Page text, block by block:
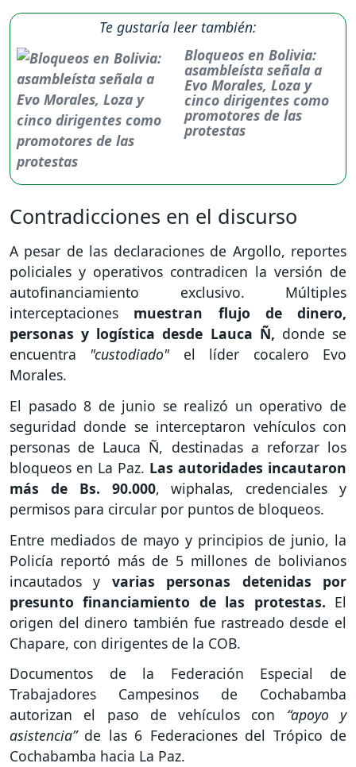
Te gustaría leer también:
Bloqueos en Bolivia:
asambleísta señala a
Evo Morales, Loza y
cinco dirigentes como
promotores de las
protestas
Contradicciones en el discurso
A pesar de las declaraciones de Argollo, reportes
policiales y operativos contradicen la versión de
autofinanciamiento exclusivo. Múltiples
interceptaciones muestran flujo de dinero,
personas y logística desde Lauca Ñ, donde se
encuentra "custodiado"el líder cocalero Evo
Morales.
El pasado 8 de junio se realizó un operativo de
seguridad donde se interceptaron vehículos con
personas de Lauca Ñ, destinadas a reforzar los
bloqueos en La Paz. Las autoridades incautaron
más de Bs. 90.000, wiphalas, credenciales y
permisos para circular por puntos de bloqueos.
Entre mediados de mayo y principios de junio, la
Policía reportó más de 5 millones de bolivianos
incautados y varias personas detenidas por
presunto financiamiento de las protestas. El
origen del dinero también fue rastreado desde el
Chapare, con dirigentes de la COB.
Documentos de la Federación Especial de
Trabajadores Campesinos de Cochabamba
autorizan el paso de vehículos con “apoyo y
asistencia”de las 6 Federaciones del Trópico de
Cochabamba hacia La Paz.